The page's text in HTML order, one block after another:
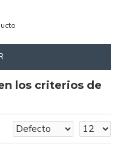
los criterios de